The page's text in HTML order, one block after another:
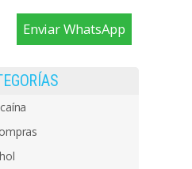
Enviar WhatsApp